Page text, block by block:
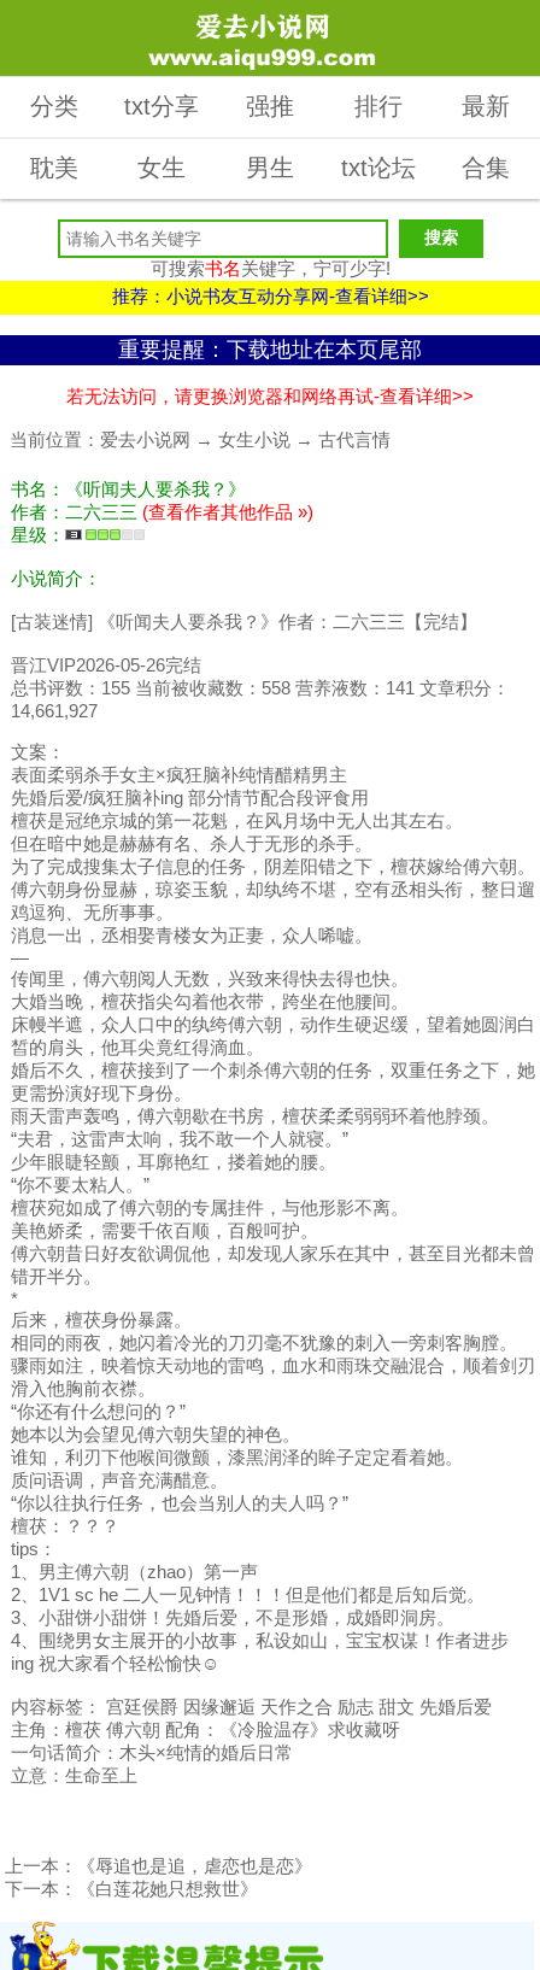
分类 txt分享 强推 排行 最新
耽美 女生 男生 txt论坛 合集
可搜索书名关键字，宁可少字!
推荐：小说书友互动分享网-查看详细>>
重要提醒：下载地址在本页尾部
若无法访问，请更换浏览器和网络再试-查看详细>>
当前位置： 爱去小说网 → 女生小说 → 古代言情
书名：《听闻夫人要杀我？》
作者：二六三三 (查看作者其他作品 »)
星级：
小说简介：
[古装迷情] 《听闻夫人要杀我？》作者：二六三三【完结】
晋江VIP2026-05-26完结
总书评数：155 当前被收藏数：558 营养液数：141 文章积分：
14,661,927
文案：
表面柔弱杀手女主×疯狂脑补纯情醋精男主
先婚后爱/疯狂脑补ing 部分情节配合段评食用
檀茯是冠绝京城的第一花魁，在风月场中无人出其左右。
但在暗中她是赫赫有名、杀人于无形的杀手。
为了完成搜集太子信息的任务，阴差阳错之下，檀茯嫁给傅六朝。
傅六朝身份显赫，琼姿玉貌，却纨绔不堪，空有丞相头衔，整日遛
鸡逗狗、无所事事。
消息一出，丞相娶青楼女为正妻，众人唏嘘。
—
传闻里，傅六朝阅人无数，兴致来得快去得也快。
大婚当晚，檀茯指尖勾着他衣带，跨坐在他腰间。
床幔半遮，众人口中的纨绔傅六朝，动作生硬迟缓，望着她圆润白
皙的肩头，他耳尖竟红得滴血。
婚后不久，檀茯接到了一个刺杀傅六朝的任务，双重任务之下，她
更需扮演好现下身份。
雨天雷声轰鸣，傅六朝歇在书房，檀茯柔柔弱弱环着他脖颈。
“夫君，这雷声太响，我不敢一个人就寝。”
少年眼睫轻颤，耳廓艳红，搂着她的腰。
“你不要太粘人。”
檀茯宛如成了傅六朝的专属挂件，与他形影不离。
美艳娇柔，需要千依百顺，百般呵护。
傅六朝昔日好友欲调侃他，却发现人家乐在其中，甚至目光都未曾
错开半分。
*
后来，檀茯身份暴露。
相同的雨夜，她闪着冷光的刀刃毫不犹豫的刺入一旁刺客胸膛。
骤雨如注，映着惊天动地的雷鸣，血水和雨珠交融混合，顺着剑刃
滑入他胸前衣襟。
“你还有什么想问的？”
她本以为会望见傅六朝失望的神色。
谁知，利刃下他喉间微颤，漆黑润泽的眸子定定看着她。
质问语调，声音充满醋意。
“你以往执行任务，也会当别人的夫人吗？”
檀茯：？？？
tips：
1、男主傅六朝（zhao）第一声
2、1V1 sc he 二人一见钟情！！！但是他们都是后知后觉。
3、小甜饼小甜饼！先婚后爱，不是形婚，成婚即洞房。
4、围绕男女主展开的小故事，私设如山，宝宝权谋！作者进步
ing 祝大家看个轻松愉快☺️
内容标签： 宫廷侯爵 因缘邂逅 天作之合 励志 甜文 先婚后爱
主角：檀茯 傅六朝 配角：《冷脸温存》求收藏呀
一句话简介：木头×纯情的婚后日常
立意：生命至上
上一本：
《辱追也是追，虐恋也是恋》
下一本：
《白莲花她只想救世》